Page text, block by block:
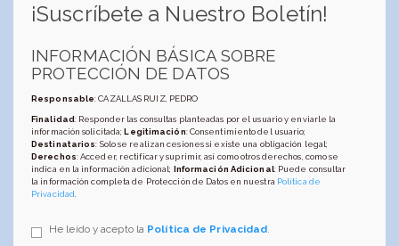
¡Suscríbete a Nuestro Boletín!
INFORMACIÓN BÁSICA SOBRE
PROTECCIÓN DE DATOS
Responsable: CAZALLAS RUIZ, PEDRO
Finalidad: Responder las consultas planteadas por el usuario y enviarle la
información solicitada;Legitimación: Consentimiento del usuario;
Destinatarios: Solo se realizan cesiones si existe una obligación legal;
Derechos: Acceder, rectificar y suprimir, así como otros derechos, como se
indica en la información adicional; Información Adicional: Puede consultar
la información completa de Protección de Datos en nuestra Política de
Privacidad
He leído y acepto la Política de Privacidad.